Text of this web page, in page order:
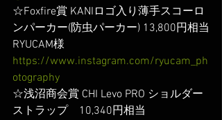
☆Foxfire賞 KANIロゴ入り薄手スコーロ
ンパーカー(防虫パーカー) 13,800円相当
RYUCAM様
https://www.instagram.com/ryucam_ph
otography
☆浅沼商会賞 CHI Levo PRO ショルダー
ストラップ　10,340円相当